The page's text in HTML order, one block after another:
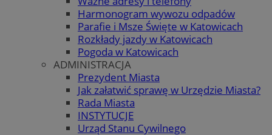
Harmonogram wywozu odpadów
Parafie i Msze Święte w Katowicach
Rozkłady jazdy w Katowicach
Pogoda w Katowicach
ADMINISTRACJA
Prezydent Miasta
Jak załatwić sprawę w Urzędzie Miasta?
Rada Miasta
INSTYTUCJE
Urząd Stanu Cywilnego